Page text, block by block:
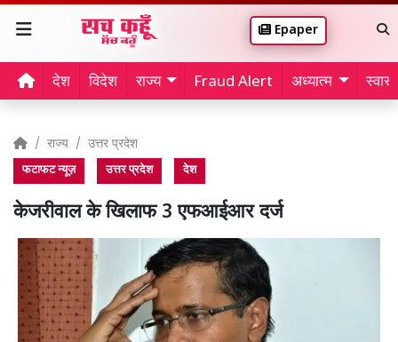
Epaper
देश विदेश राज्य Fraud Alert अध्यात्म
राज्य उत्तर प्रदेश
फटाफट न्यूज़ उत्तर प्रदेश देश
केजरीवाल के खिलाफ 3 एफआईआर दर्ज